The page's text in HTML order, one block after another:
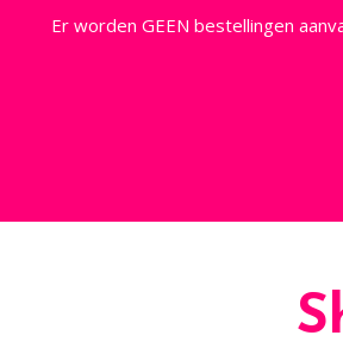
Er worden GEEN bestellingen